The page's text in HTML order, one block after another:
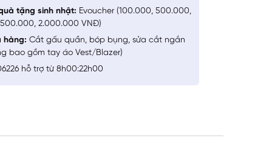
tặng sinh nhật: Evoucher (100.000, 500.000,
2.000.000 VNĐ)
hàng: Cắt gấu quần, bóp bụng, sửa cắt ngắn
bao gồm tay áo Vest/Blazer)
hỗ trợ từ 8h00:22h00